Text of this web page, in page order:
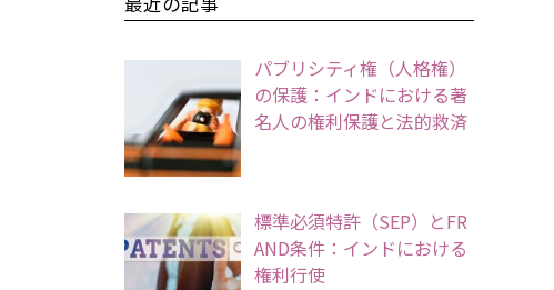
パブリシティ権（人格権）
の保護：インドにおける著
名人の権利保護と法的救済
標準必須特許（SEP）とFR
AND条件：インドにおける
権利行使